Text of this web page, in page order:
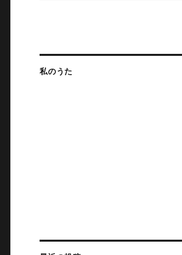
ン
私のうた